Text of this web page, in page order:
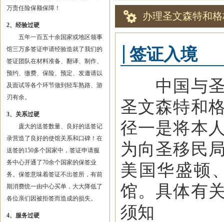
万责任险保额保障！
2、经验过硬
五年一百五十余国家或地区领事
馆三万多签证申请经验造就了我们的
签证团队在材料准备、翻译、制作、
预约、缴费、保险、预定、发邀请以
及面试等各个环节做到轻车熟路、游
刃有余。
3、关系过硬
庞大的送签数量、良好的送签记
录营造了良好的使馆关系和口碑！在
送签的150多个国家中，签证申请服
务中心开通了70余个国家的保签业
务。保签意味着签证不出签所，有前
期消费统一由中心买单，大大降低了
各位亲们因被拒签而造成的损失。
4、服务过硬
办理圣文森特和
签证入境
中国与圣
圣文森特和
径一是将本
为向圣移民
美国华盛顿
馆。具体有
须知